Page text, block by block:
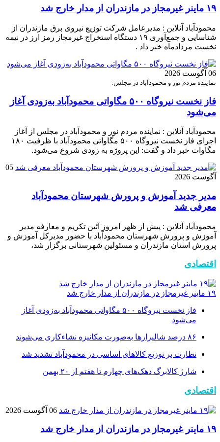
۱۹ ماینر غیرمجاز در مازندران از مدار خارج شد
محمودآباد آنلاین : مدیرعامل شرکت توزیع نیروی برق مازندران از
شناسایی و جمع‌آوری ۱۹ دستگاه استخراج غیرمجاز رمز ارز در نیمه
نخست مردادماه خبر داد .
06 آگوست 2026
نماینده مردم نور و محمودآباد در مجلس:
فاز نخست نیروگاه ۵۰۰ مگاواتی محمودآباد به‌زودی آغاز
می‌شود
محمودآباد آنلاین : نماینده مردم نور و محمودآباد در مجلس از آغاز
اجرای فاز نخست نیروگاه ۵۰۰ مگاواتی محمودآباد با ظرفیت ۱۸۰
مگاوات خبر داد و گفت: این پروژه به زودی شروع می‌شود.
05
آگوست 2026
مدیر جدید آموزش و پرورش شهرستان محمودآباد
معرفی شد
محمودآباد آنلاین : پیش از ظهر امروز آئین تکریم و معارفه مدیر
آموزش و پرورش شهرستان محمودآباد با حضور مدیرکل آموزش و
پرورش استان مازندران و مسئولین شهرستانی برگزار شد،
اقتصادی
۱۹ ماینر غیرمجاز در مازندران از مدار خارج شد
فاز نخست نیروگاه ۵۰۰ مگاواتی محمودآباد به‌زودی آغاز
می‌شود
۸۶ درصد شالیزارها به‌صورت مکانیزه نشاءکاری می‌شوند
نظارت بر توزیع کالا‌های اساسی در محمودآباد تشدید شد
شارژ کالابرگ دهک‌های چهارم تا هفتم از ۲۰ بهمن
اقتصادی
06 آگوست 2026
۱۹ ماینر غیرمجاز در مازندران از مدار خارج شد